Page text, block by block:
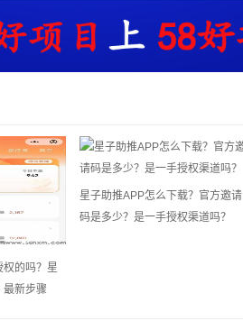
权的吗？星
最新步骤
星子助推APP怎么下载？官方邀请
码是多少？是一手授权渠道吗？